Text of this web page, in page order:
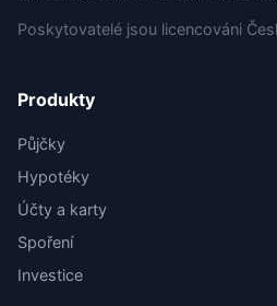
Poskytovatelé jsou licencováni
Produkty
Půjčky
Hypotéky
Účty a karty
Spoření
Investice